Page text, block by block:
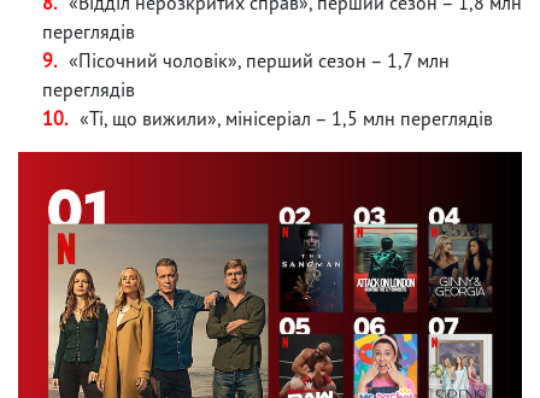
переглядів
«Пісочний чоловік», перший сезон – 1,7 млн
переглядів
«Ті, що вижили», мінісеріал – 1,5 млн переглядів